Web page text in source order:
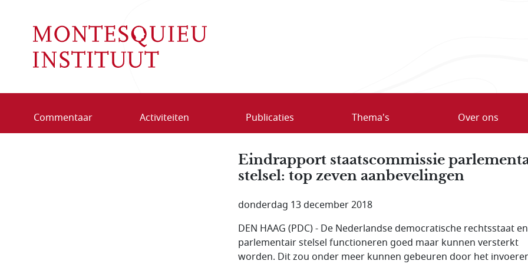
Commentaar Activiteiten Publicaties Thema's Over ons
Eindrapport staatscommissie
stelsel: top zeven aanbevelingen
donderdag 13 december 2018
DEN HAAG (PDC) - De Nederlandse democratische rechtsstaat
parlementair stelsel functioneren goed maar kunnen versterkt
worden. Dit zou onder meer kunnen gebeuren door het